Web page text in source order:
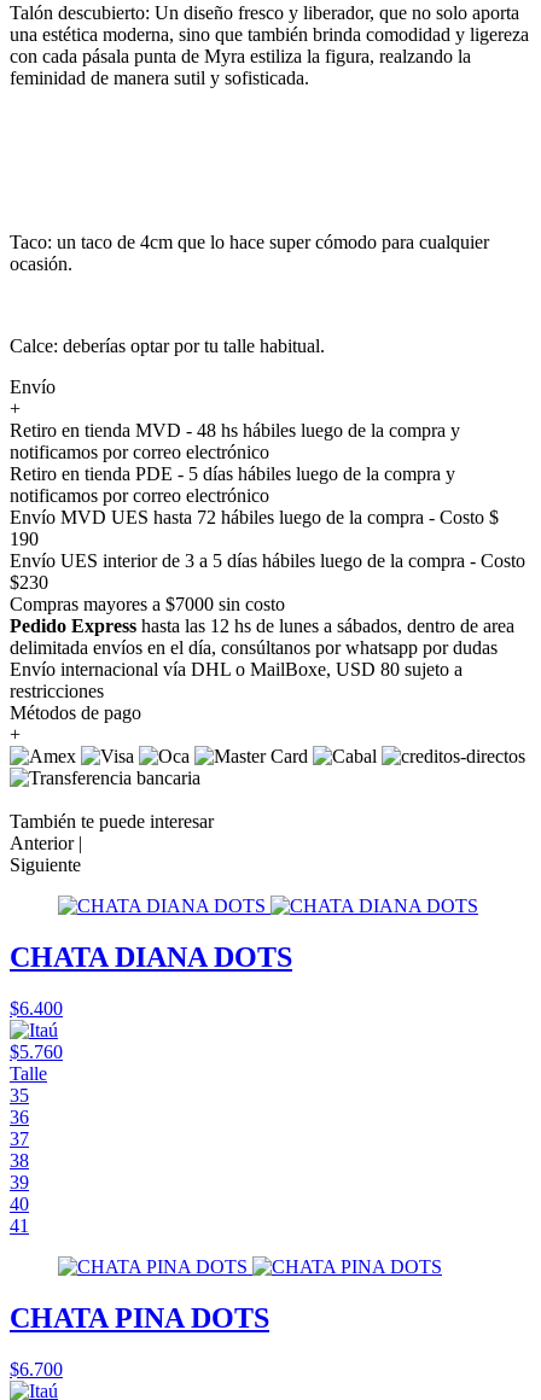
Talón descubierto: Un diseño fresco y liberador, que no solo aporta
una estética moderna, sino que también brinda comodidad y ligereza
con cada pásala punta de Myra estiliza la figura, realzando la
feminidad de manera sutil y sofisticada.
Taco: un taco de 4cm que lo hace super cómodo para cualquier
ocasión.
Calce: deberías optar por tu talle habitual.
Envío
+
Retiro en tienda MVD - 48 hs hábiles luego de la compra y
notificamos por correo electrónico
Retiro en tienda PDE - 5 días hábiles luego de la compra y
notificamos por correo electrónico
Envío MVD UES hasta 72 hábiles luego de la compra - Costo $
190
Envío UES interior de 3 a 5 días hábiles luego de la compra - Costo
$230
Compras mayores a $7000 sin costo
Pedido Express hasta las 12 hs de lunes a sábados, dentro de area
delimitada envíos en el día, consúltanos por whatsapp por dudas
Envío internacional vía DHL o MailBoxe, USD 80 sujeto a
restricciones
Métodos de pago
+
También te puede interesar
Anterior |
Siguiente
CHATA DIANA DOTS
$6.400
$5.760
Talle
35
36
37
38
39
40
41
CHATA PINA DOTS
$6.700